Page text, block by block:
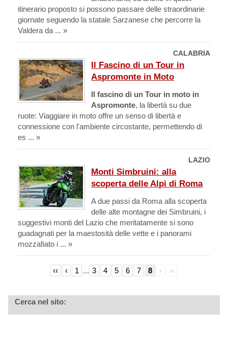
itinerario proposto si possono passare delle straordinarie
giornate seguendo la statale Sarzanese che percorre la
Valdera da ... »
CALABRIA
Il Fascino di un Tour in
Aspromonte in Moto
Il fascino di un Tour in moto in
Aspromonte, la libertà su due
ruote: Viaggiare in moto offre un senso di libertà e
connessione con l'ambiente circostante, permettendo di
es ... »
LAZIO
Monti Simbruini: alla
scoperta delle Alpi di Roma
A due passi da Roma alla scoperta
delle alte montagne dei Simbruini, i
suggestivi monti del Lazio che meritatamente si sono
guadagnati per la maestosità delle vette e i panorami
mozzafiato i ... »
‹‹ ‹ 1 ... 3 4 5 6 7 8 › ››
Cerca nel sito: